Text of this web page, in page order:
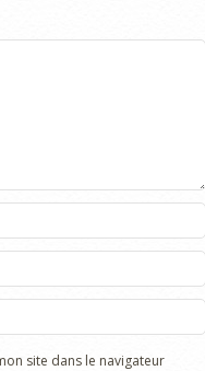
site dans le navigateur